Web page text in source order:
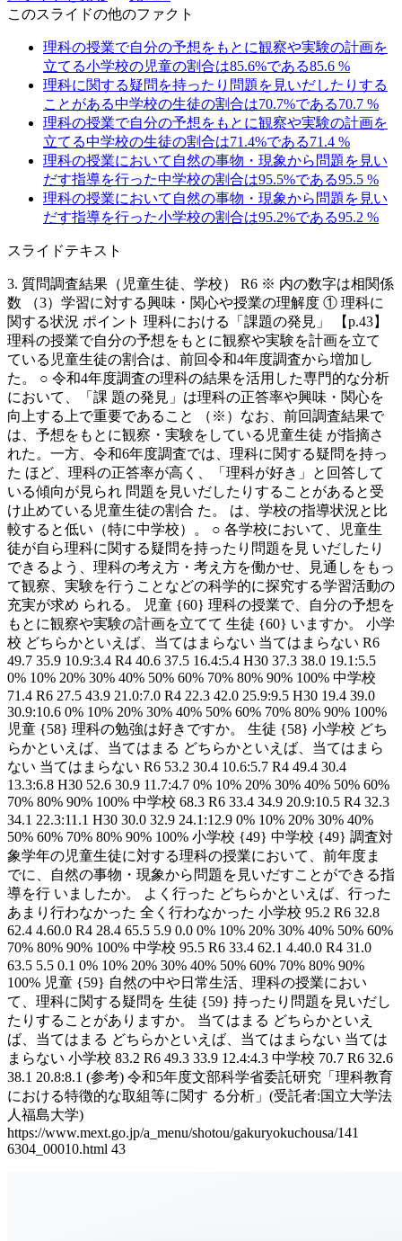
このスライドの他のファクト
理科の授業で自分の予想をもとに観察や実験の計画を
立てる小学校の児童の割合は85.6%である85.6 %
理科に関する疑問を持ったり問題を見いだしたりする
ことがある中学校の生徒の割合は70.7%である70.7 %
理科の授業で自分の予想をもとに観察や実験の計画を
立てる中学校の生徒の割合は71.4%である71.4 %
理科の授業において自然の事物・現象から問題を見い
だす指導を行った中学校の割合は95.5%である95.5 %
理科の授業において自然の事物・現象から問題を見い
だす指導を行った小学校の割合は95.2%である95.2 %
スライドテキスト
3. 質問調査結果（児童生徒、学校） R6 ※ 内の数字は相関係
数 （3）学習に対する興味・関心や授業の理解度 ① 理科に
関する状況 ポイント 理科における「課題の発見」 【p.43】
理科の授業で自分の予想をもとに観察や実験を計画を立て
ている児童生徒の割合は、前回令和4年度調査から増加し
た。 ○ 令和4年度調査の理科の結果を活用した専門的な分析
において、「課 題の発見」は理科の正答率や興味・関心を
向上する上で重要であること （※）なお、前回調査結果で
は、予想をもとに観察・実験をしている児童生徒 が指摘さ
れた。一方、令和6年度調査では、理科に関する疑問を持っ
た ほど、理科の正答率が高く、「理科が好き」と回答して
いる傾向が見られ 問題を見いだしたりすることがあると受
け止めている児童生徒の割合 た。 は、学校の指導状況と比
較すると低い（特に中学校）。 ○ 各学校において、児童生
徒が自ら理科に関する疑問を持ったり問題を見 いだしたり
できるよう、理科の考え方・考え方を働かせ、見通しをもっ
て観察、実験を行うことなどの科学的に探究する学習活動の
充実が求め られる。 児童 {60} 理科の授業で、自分の予想を
もとに観察や実験の計画を立てて 生徒 {60} いますか。 小学
校 どちらかといえば、当てはまらない 当てはまらない R6
49.7 35.9 10.9:3.4 R4 40.6 37.5 16.4:5.4 H30 37.3 38.0 19.1:5.5
0% 10% 20% 30% 40% 50% 60% 70% 80% 90% 100% 中学校
71.4 R6 27.5 43.9 21.0:7.0 R4 22.3 42.0 25.9:9.5 H30 19.4 39.0
30.9:10.6 0% 10% 20% 30% 40% 50% 60% 70% 80% 90% 100%
児童 {58} 理科の勉強は好きですか。 生徒 {58} 小学校 どち
らかといえば、当てはまる どちらかといえば、当てはまら
ない 当てはまらない R6 53.2 30.4 10.6:5.7 R4 49.4 30.4
13.3:6.8 H30 52.6 30.9 11.7:4.7 0% 10% 20% 30% 40% 50% 60%
70% 80% 90% 100% 中学校 68.3 R6 33.4 34.9 20.9:10.5 R4 32.3
34.1 22.3:11.1 H30 30.0 32.9 24.1:12.9 0% 10% 20% 30% 40%
50% 60% 70% 80% 90% 100% 小学校 {49} 中学校 {49} 調査対
象学年の児童生徒に対する理科の授業において、前年度ま
でに、自然の事物・現象から問題を見いだすことができる指
導を行 いましたか。 よく行った どちらかといえば、行った
あまり行わなかった 全く行わなかった 小学校 95.2 R6 32.8
62.4 4.60.0 R4 28.4 65.5 5.9 0.0 0% 10% 20% 30% 40% 50% 60%
70% 80% 90% 100% 中学校 95.5 R6 33.4 62.1 4.40.0 R4 31.0
63.5 5.5 0.1 0% 10% 20% 30% 40% 50% 60% 70% 80% 90%
100% 児童 {59} 自然の中や日常生活、理科の授業におい
て、理科に関する疑問を 生徒 {59} 持ったり問題を見いだし
たりすることがありますか。 当てはまる どちらかといえ
ば、当てはまる どちらかといえば、当てはまらない 当ては
まらない 小学校 83.2 R6 49.3 33.9 12.4:4.3 中学校 70.7 R6 32.6
38.1 20.8:8.1 (参考) 令和5年度文部科学省委託研究「理科教育
における特徴的な取組等に関す る分析」(受託者:国立大学法
人福島大学)
https://www.mext.go.jp/a_menu/shotou/gakuryokuchousa/141
6304_00010.html 43